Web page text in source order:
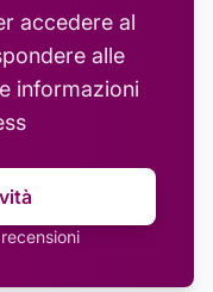
accedere al
alle
informazioni